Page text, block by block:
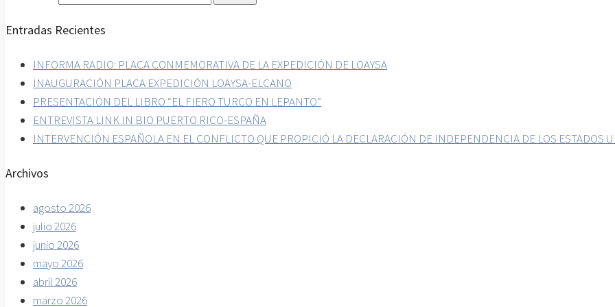
Entradas Recientes
INFORMA RADIO: PLACA CONMEMORATIVA DE LA EXPEDICIÓN DE LOAYSA
INAUGURACIÓN PLACA EXPEDICIÓN LOAYSA-ELCANO
PRESENTACIÓN DEL LIBRO “EL FIERO TURCO EN LEPANTO”
ENTREVISTA LINK IN BIO PUERTO RICO-ESPAÑA
INTERVENCIÓN ESPAÑOLA EN EL CONFLICTO QUE PROPICIÓ LA DECLARACIÓN DE INDEPENDENCIA DE LOS ESTADOS
Archivos
agosto 2026
julio 2026
junio 2026
mayo 2026
abril 2026
marzo 2026